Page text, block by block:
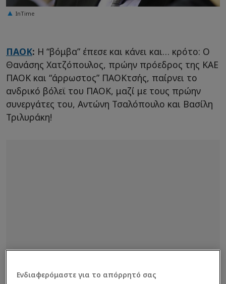
InTime
ΠΑΟΚ: Η “βόμβα” έπεσε και κάνει και… κρότο: Ο
Θανάσης Χατζόπουλος, πρώην πρόεδρος της ΚΑΕ
ΠΑΟΚ και “άρρωστος” ΠΑΟΚτσής, παίρνει το
ανδρικό βόλεϊ του ΠΑΟΚ, μαζί με τους πρώην
συνεργάτες του, Αντώνη Τσαλόπουλο και Βασίλη
Τριλυράκη!
Ενδιαφερόμαστε για το απόρρητό σας